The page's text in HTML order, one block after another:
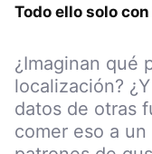
Todo ello solo
¿Imaginan qué
localización?
datos de otras
comer eso a